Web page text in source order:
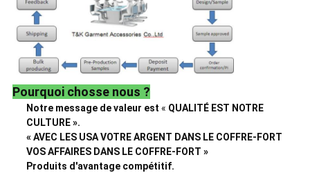
Pourquoi chosse nous ?
Notre message de valeur est « QUALITÉ EST NOTRE
CULTURE ».
« AVEC LES USA VOTRE ARGENT DANS LE COFFRE-FORT
VOS AFFAIRES DANS LE COFFRE-FORT »
Produits d'avantage compétitif.